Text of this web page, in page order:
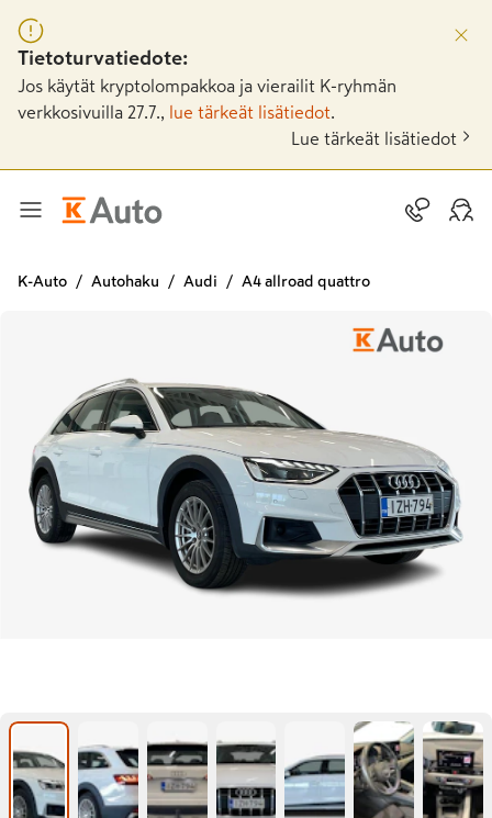
Tietoturvatiedote:
Jos käytät kryptolompakkoa ja vierailit K-ryhmän
verkkosivuilla 27.7.,
lue tärkeät lisätiedot
Lue tärkeät lisätiedot
K-Auto Autohaku Audi A4 allroad quattro